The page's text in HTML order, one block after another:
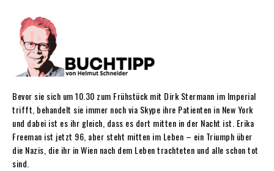
Bevor sie sich um 10.30 zum Frühstück mit Dirk Stermann im Imperial
trifft, behandelt sie immer noch via Skype ihre Patienten in New York
und dabei ist es ihr gleich, dass es dort mitten in der Nacht ist. Erika
Freeman ist jetzt 96, aber steht mitten im Leben – ein Triumph über
die Nazis, die ihr in Wien nach dem Leben trachteten und alle schon tot
sind.